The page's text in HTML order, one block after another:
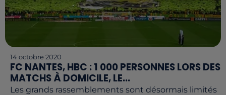
14 octobre 2020
FC NANTES, HBC : 1 000 PERSONNES LORS DES
MATCHS À DOMICILE, LE...
Les grands rassemblements sont désormais limités